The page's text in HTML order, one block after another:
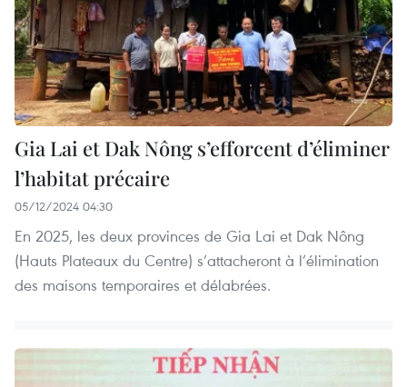
Gia Lai et Dak Nông s’efforcent d’éliminer
l’habitat précaire
05/12/2024 04:30
En 2025, les deux provinces de Gia Lai et Dak Nông
(Hauts Plateaux du Centre) s’attacheront à l’élimination
des maisons temporaires et délabrées.